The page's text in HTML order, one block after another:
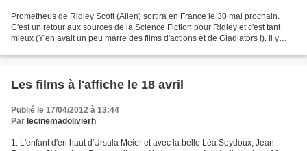
Prometheus de Ridley Scott (Alien) sortira en France le 30 mai prochain.
C'est un retour aux sources de la Science Fiction pour Ridley et c'est tant
mieux (Y'en avait un peu marre des films d'actions et de Gladiators !). Il y
Les films à l'affiche le 18 avril
Publié le 17/04/2012 à 13:44
Par lecinemadolivierh
1. L'enfant d'en haut d'Ursula Meier et avec la belle Léa Seydoux, Jean-